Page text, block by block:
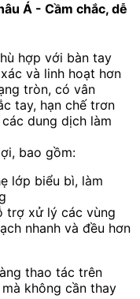
Á - Cầm chắc, dễ
hợp với bàn tay
và linh hoạt hơn
tròn, có vân
tay, hạn chế trơn
dung dịch làm
bao gồm:
lớp biểu bì, làm
trợ xử lý các vùng
nhanh và đều hơn
thao tác trên
không cần thay